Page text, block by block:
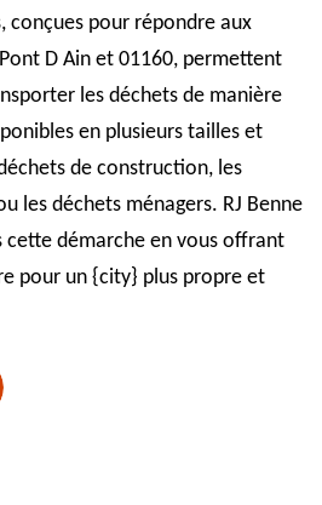
conçues pour répondre aux
D Ain et 01160, permettent
les déchets de manière
en plusieurs tailles et
de construction, les
les déchets ménagers. RJ Benne
cette démarche en vous offrant
pour un {city} plus propre et